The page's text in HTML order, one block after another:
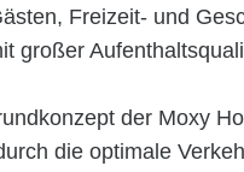
Freizeit- und
großer
der Moxy
die optimale